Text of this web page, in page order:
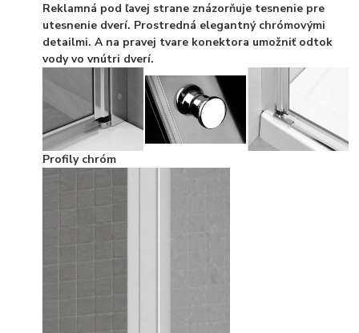
Reklamná pod ľavej strane znázorňuje tesnenie pre
utesnenie dverí. Prostredná elegantný chrómovými
detailmi. A na pravej tvare konektora umožniť odtok
vody vo vnútri dverí.
Profily chróm